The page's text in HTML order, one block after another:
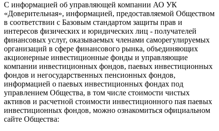
С информацией об управляющей компании АО УК
«Доверительная», информацией, предоставляемой Обществом
в соответствии с Базовым стандартом защиты прав и
интересов физических и юридических лиц - получателей
финансовых услуг, оказываемых членами саморегулируемых
организаций в сфере финансового рынка, объединяющих
акционерные инвестиционные фонды и управляющие
компании инвестиционных фондов, паевых инвестиционных
фондов и негосударственных пенсионных фондов,
информацией о паевых инвестиционных фондах под
управлением Общества, в том числе стоимости чистых
активов и расчетной стоимости инвестиционного пая паевых
инвестиционных фондов, можно ознакомиться официальном
сайте Общества: